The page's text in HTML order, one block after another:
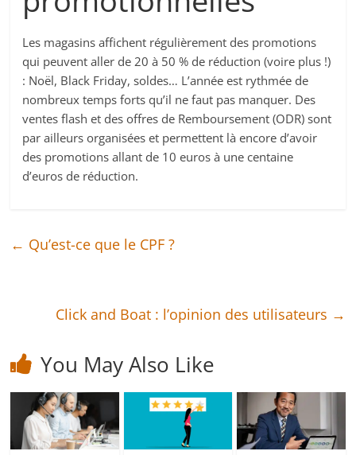
Les magasins affichent régulièrement des promotions
qui peuvent aller de 20 à 50 % de réduction (voire plus !)
: Noël, Black Friday, soldes… L’année est rythmée de
nombreux temps forts qu’il ne faut pas manquer. Des
ventes flash et des offres de Remboursement (ODR) sont
par ailleurs organisées et permettent là encore d’avoir
des promotions allant de 10 euros à une centaine
d’euros de réduction.
← Qu’est-ce que le CPF ?
Click and Boat : l’opinion des utilisateurs →
You May Also Like